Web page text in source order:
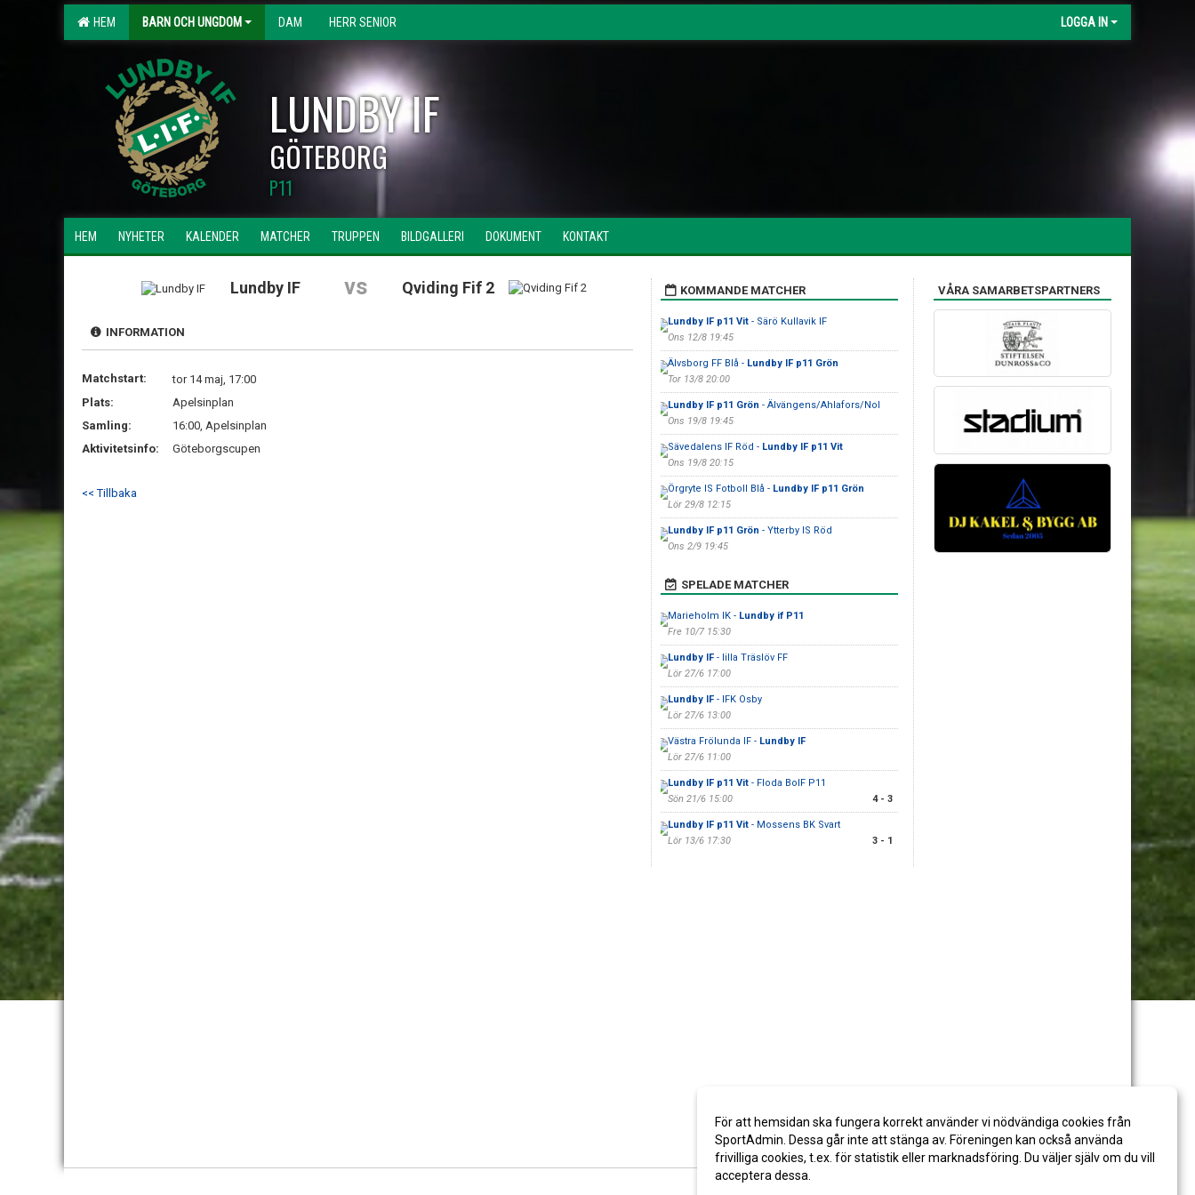
HEM BARN OCH UNGDOM DAM HERR SENIOR LOGGA IN
LUNDBY IF
GÖTEBORG
P11
HEM NYHETER KALENDER MATCHER TRUPPEN BILDGALLERI DOKUMENT KONTAKT
Lundby IF vs Qviding Fif 2
INFORMATION
Matchstart:
tor 14 maj, 17:00
Plats:
Apelsinplan
Samling:
16:00, Apelsinplan
Aktivitetsinfo:
Göteborgscupen
<< Tillbaka
KOMMANDE MATCHER
Lundby IF p11 Vit- Särö Kullavik IF
Ons 12/8 19:45
Älvsborg FF Blå - Lundby IF p11 Grön
Tor 13/8 20:00
Lundby IF p11 Grön - Älvängens/Ahlafors/Nol
Ons 19/8 19:45
Sävedalens IF Röd - Lundby IF p11 Vit
Ons 19/8 20:15
Örgryte IS Fotboll Blå - Lundby IF p11 Grön
Lör 29/8 12:15
Lundby IF p11 Grön - Ytterby IS Röd
Ons 2/9 19:45
SPELADE MATCHER
Marieholm IK - Lundby if P11
Fre 10/7 15:30
Lundby IF- lilla Träslöv FF
Lör 27/6 17:00
Lundby IF- IFK Osby
Lör 27/6 13:00
Västra Frölunda IF - Lundby IF
Lör 27/6 11:00
Lundby IF p11 Vit- Floda BoIF P11
Sön 21/6 15:00
4 - 3
Lundby IF p11 Vit- Mossens BK Svart
Lör 13/6 17:30
3 - 1
VÅRA SAMARBETSPARTNERS
För att hemsidan ska fungera korrekt använder vi nödvändiga cookies från
SportAdmin. Dessa går inte att stänga av. Föreningen kan också använda
frivilliga cookies, t.ex. för statistik eller marknadsföring. Du väljer själv om du vill
acceptera dessa.